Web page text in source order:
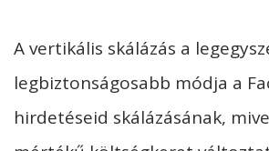
A vertikális skálázás a
legbiztonságosabb módja a
hirdetéseid skálázásának,